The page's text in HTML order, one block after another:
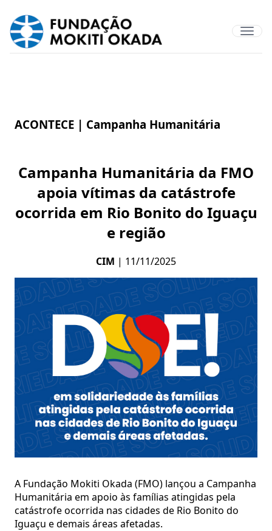
ACONTECE | Campanha Humanitária
Campanha Humanitária da FMO
apoia vítimas da catástrofe
ocorrida em Rio Bonito do Iguaçu
e região
CIM | 11/11/2025
A Fundação Mokiti Okada (FMO) lançou a Campanha
Humanitária em apoio às famílias atingidas pela
catástrofe ocorrida nas cidades de Rio Bonito do
Iguaçu e demais áreas afetadas.